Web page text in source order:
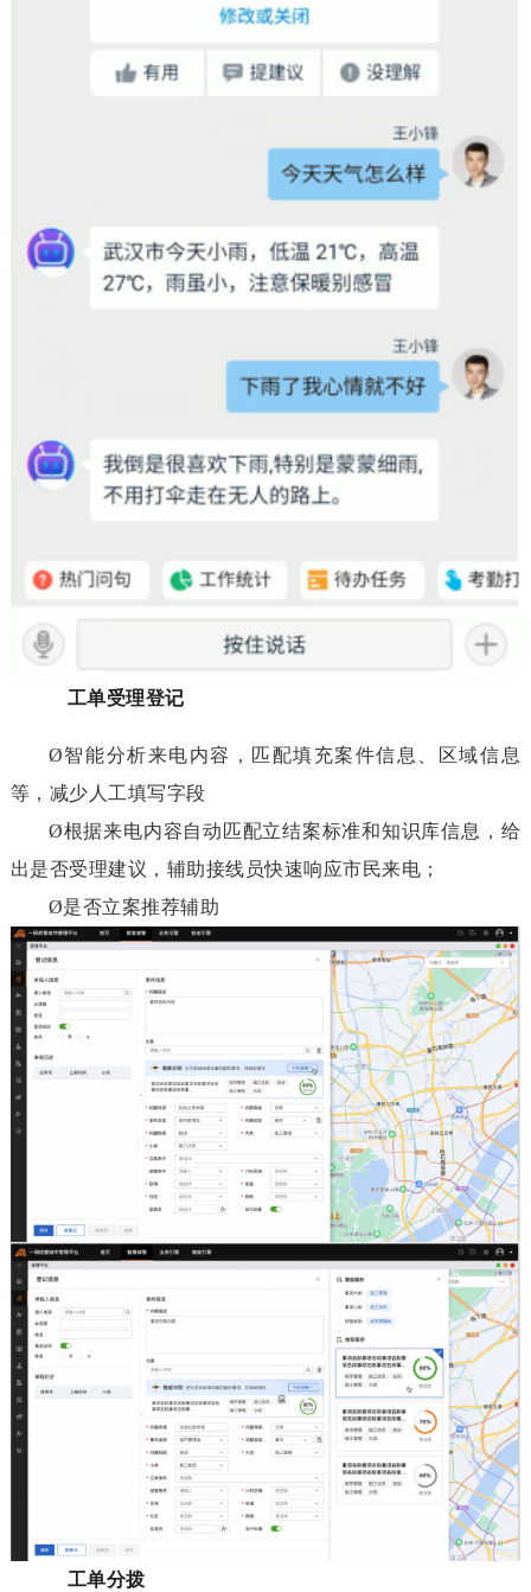
工单受理登记
Ø智能分析来电内容，匹配填充案件信息、区域信息
等，减少人工填写字段
Ø根据来电内容自动匹配立结案标准和知识库信息，给
出是否受理建议，辅助接线员快速响应市民来电；
Ø是否立案推荐辅助
工单分拨